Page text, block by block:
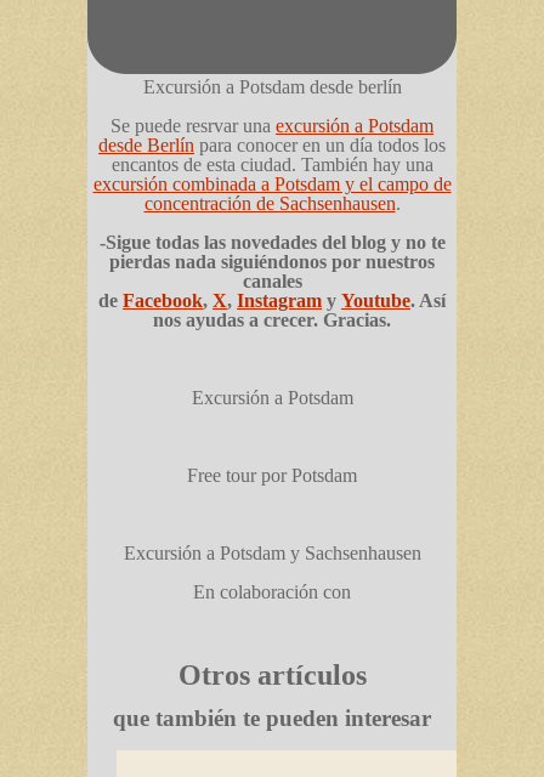
Excursión a Potsdam desde berlín
Se puede resrvar una excursión a Potsdam
desde Berlín para conocer en un día todos los
encantos de esta ciudad. También hay una
excursión combinada a Potsdam y el campo de
concentración de Sachsenhausen.
-Sigue todas las novedades del blog y no te
pierdas nada siguiéndonos por nuestros
canales
de Facebook, X, Instagram y Youtube. Así
nos ayudas a crecer. Gracias.
Excursión a Potsdam
Free tour por Potsdam
Excursión a Potsdam y Sachsenhausen
En colaboración con
Otros artículos
que también te pueden interesar